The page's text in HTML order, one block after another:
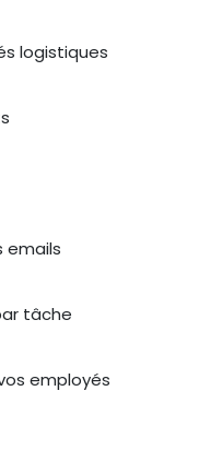
logistiques
emails
tâche
employés